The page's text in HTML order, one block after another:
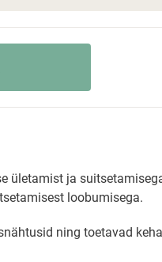
ületamist ja
loobumisega.
ning toetavad